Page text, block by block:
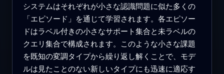
システムはそれぞれが小さな認識問題に似た多くの
「エピソード」を通じて学習されます。各エピソー
ドはラベル付きの小さなサポート集合と未ラベルの
クエリ集合で構成されます。このような小さな課題
を既知の変調タイプから繰り返し解くことで、モデ
ルは見たことのない新しいタイプにも迅速に適応す